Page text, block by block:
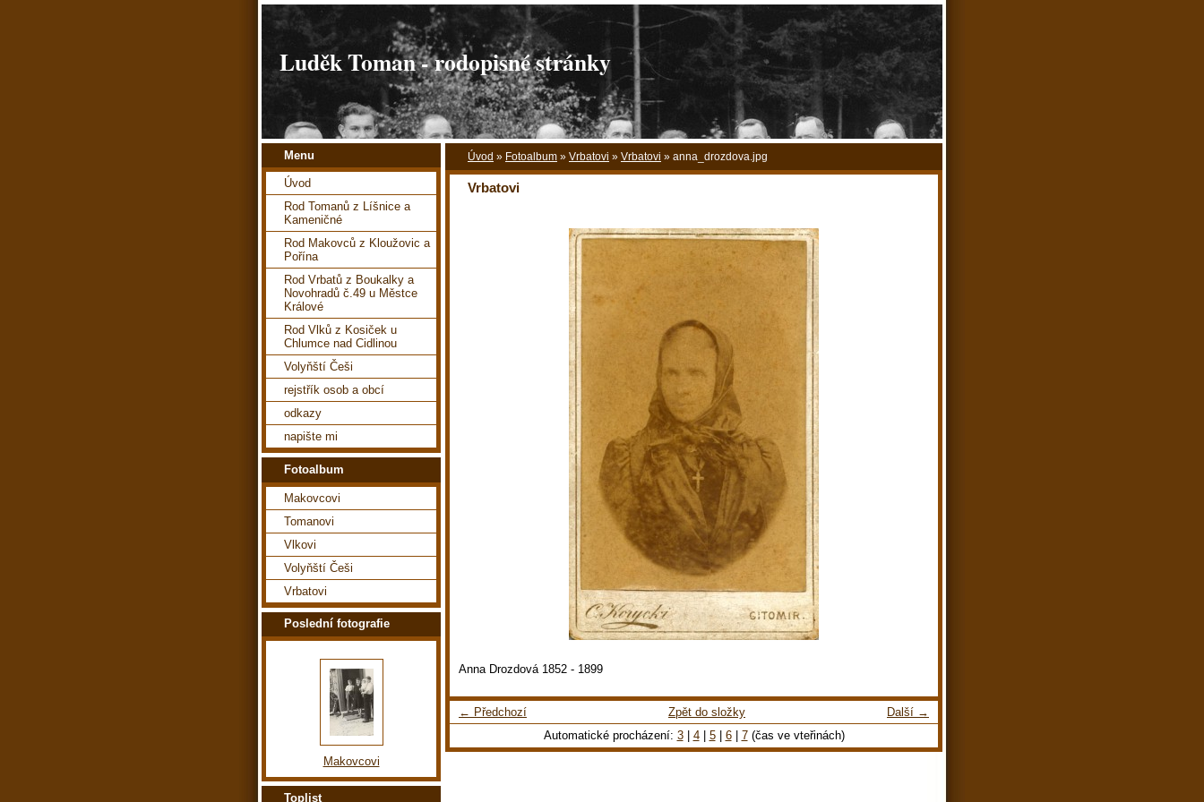
Luděk Toman - rodopisné stránky
Úvod » Fotoalbum » Vrbatovi » Vrbatovi » anna_drozdova.jpg
Vrbatovi
Anna Drozdová 1852 - 1899
← Předchozí Další →
Zpět do složky
Automatické procházení: 3| 4| 5| 6| 7(čas ve vteřinách)
Menu
Úvod
Rod Tomanů z Líšnice a
Kameničné
Rod Makovců z Kloužovic a
Pořína
Rod Vrbatů z Boukalky a
Novohradů č.49 u Městce
Králové
Rod Vlků z Kosiček u
Chlumce nad Cidlinou
Volyňští Češi
rejstřík osob a obcí
odkazy
napište mi
Fotoalbum
Makovcovi
Tomanovi
Vlkovi
Volyňští Češi
Vrbatovi
Poslední fotografie
Makovcovi
Toplist